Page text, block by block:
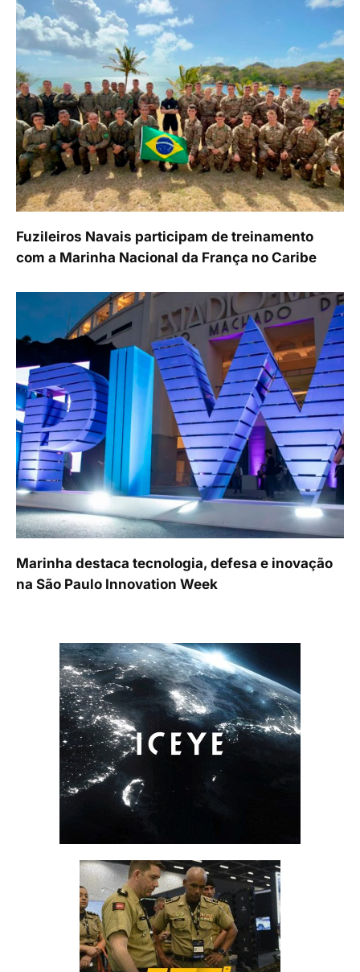
Fuzileiros Navais participam de treinamento
com a Marinha Nacional da França no Caribe
Marinha destaca tecnologia, defesa e inovação
na São Paulo Innovation Week